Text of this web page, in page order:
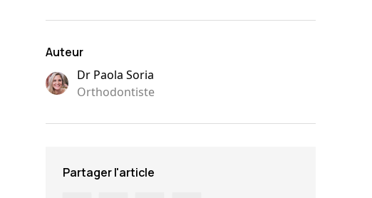
Auteur
Dr Paola Soria
Orthodontiste
Partager l'article